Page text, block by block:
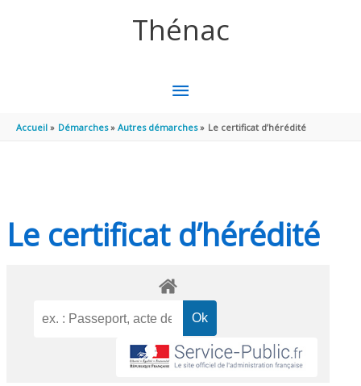
Thénac
MENU
PRINCIPAL
Accueil Démarches Autres démarches Le certificat d’hérédité
Le certificat d’hérédité